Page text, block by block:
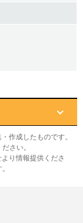
作成したものです。
さい。
り情報提供くださ